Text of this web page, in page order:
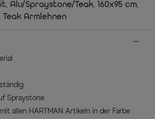
Alu/Spraystone/Teak, 160x95 cm,
Armlehnen
Spraystone
allen HARTMAN Artikeln in der Farbe